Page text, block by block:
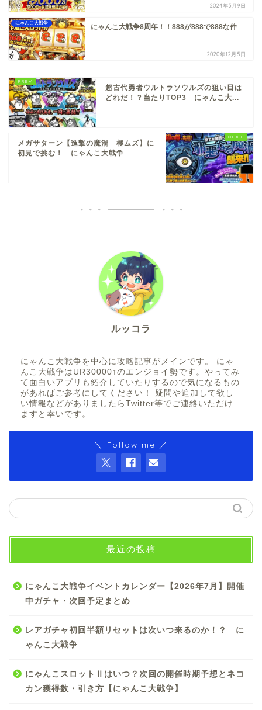
2024年3月9日
にゃんこ大戦争 にゃんこ大戦争8周年！！888が888で888な件
2020年12月5日
超古代勇者ウルトラソウルズの狙い目は
どれだ！？当たりTOP3 にゃんこ大...
メガサターン【進撃の魔渦 極ムズ】に
初見で挑む！ にゃんこ大戦争
ルッコラ
にゃんこ大戦争を中心に攻略記事がメインです。 にゃ
んこ大戦争はUR30000↑のエンジョイ勢です。やってみ
て面白いアプリも紹介していたりするので気になるもの
があればご参考にしてください！ 疑問や追加して欲し
い情報などがありましたらTwitter等でご連絡いただけ
ますと幸いです。
＼ Follow me ／
最近の投稿
にゃんこ大戦争イベントカレンダー【2026年7月】開催
中ガチャ・次回予定まとめ
レアガチャ初回半額リセットは次いつ来るのか！？ に
ゃんこ大戦争
にゃんこスロットⅡはいつ？次回の開催時期予想とネコ
カン獲得数・引き方【にゃんこ大戦争】